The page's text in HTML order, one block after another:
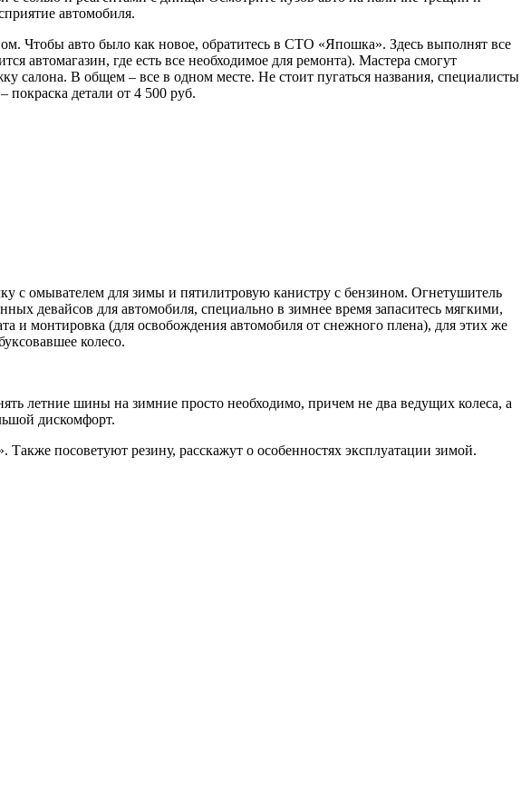
автомобиля.
Чтобы авто было как новое, обратитесь в СТО «Япошка». Здесь выполнят все
автомагазин, где есть все необходимое для ремонта). Мастера смогут
салона. В общем – все в одном месте. Не стоит пугаться названия, специалисты
детали от 4 500 руб.
с омывателем для зимы и пятилитровую канистру с бензином. Огнетушитель
девайсов для автомобиля, специально в зимнее время запаситесь мягкими,
и монтировка (для освобождения автомобиля от снежного плена), для этих же
колесо.
летние шины на зимние просто необходимо, причем не два ведущих колеса, а
дискомфорт.
посоветуют резину, расскажут о особенностях эксплуатации зимой.